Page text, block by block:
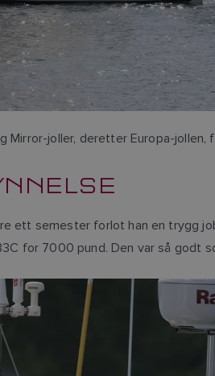
joller, deretter Europa-jollen,
ett semester forlot han en trygg
for 7000 pund. Den var så godt